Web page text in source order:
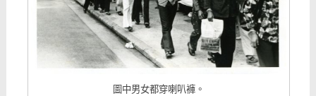
圖中男女都穿喇叭褲。